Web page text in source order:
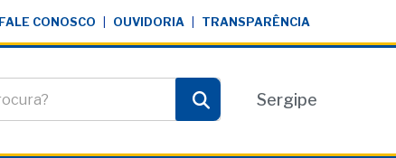
FALE CONOSCO OUVIDORIA TRANSPARÊNCIA
Pesquisar
Sergipe